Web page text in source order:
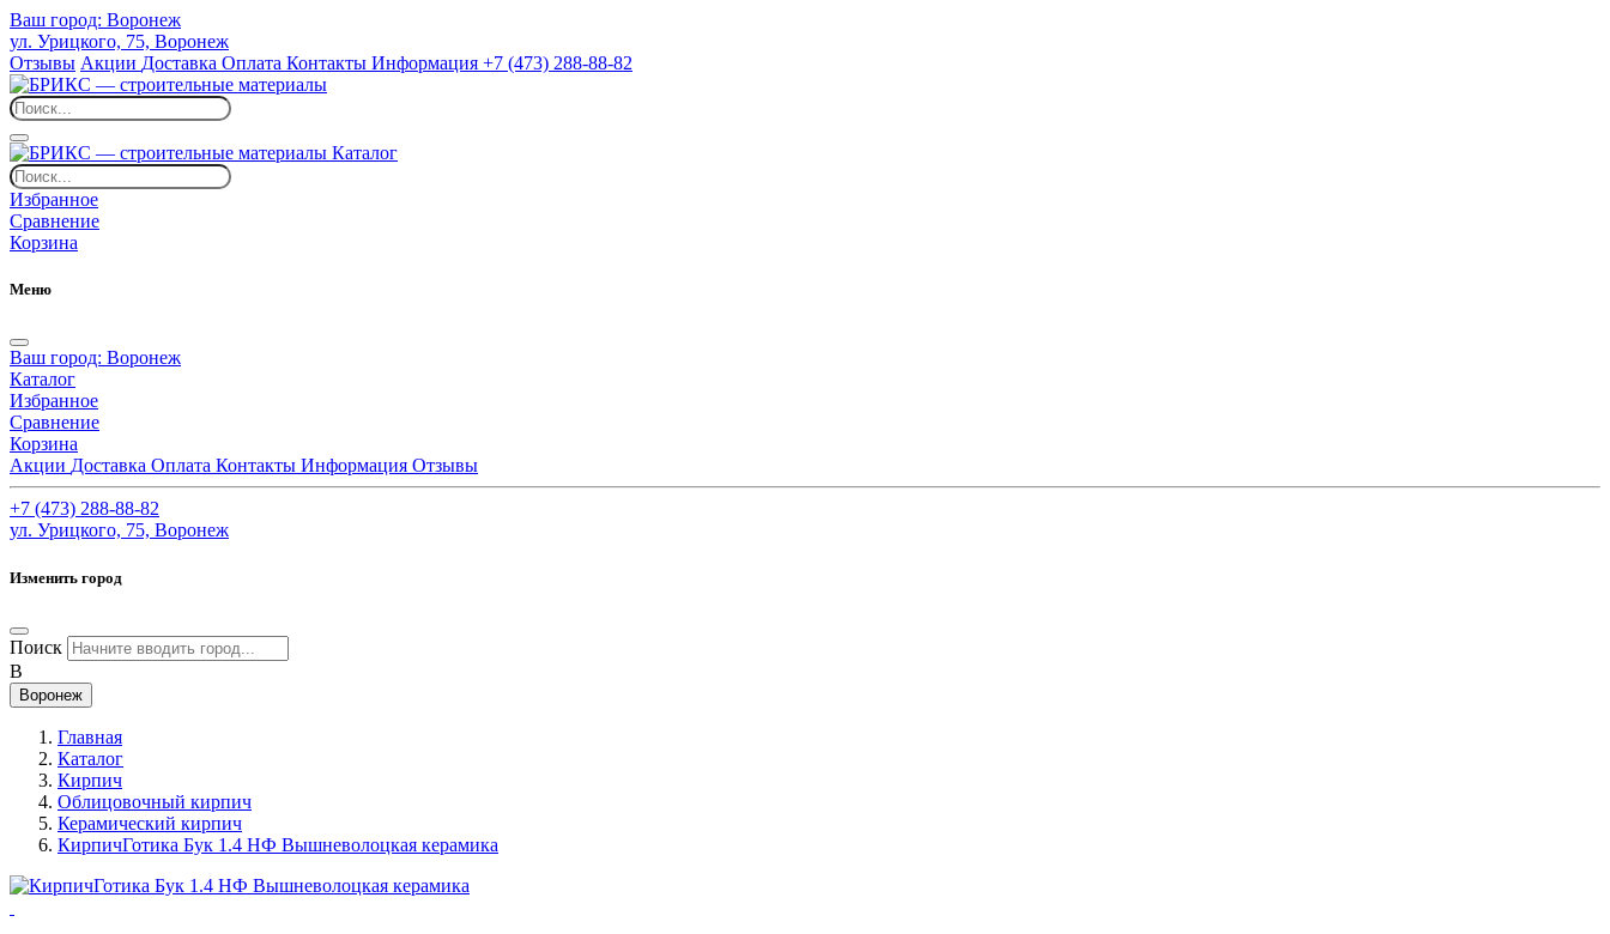
Ваш город: Воронеж
ул. Урицкого, 75, Воронеж
Отзывы Акции Доставка Оплата Контакты Информация +7 (473) 288-88-82
Каталог
Избранное
Сравнение
Корзина
Меню
Ваш город: Воронеж
Каталог
Избранное
Сравнение
Корзина
Акции Доставка Оплата Контакты Информация Отзывы
+7 (473) 288-88-82
ул. Урицкого, 75, Воронеж
Изменить город
Поиск
В
Воронеж
Главная
Каталог
Кирпич
Облицовочный кирпич
Керамический кирпич
КирпичГотика Бук 1.4 НФ Вышневолоцкая керамика